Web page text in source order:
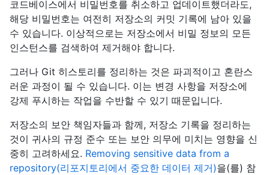
코드베이스에서 비밀번호를 취소하고 업데이트했더라도,
해당 비밀번호는 여전히 저장소의 커밋 기록에 남아 있을
수 있습니다. 이상적으로는 저장소에서 비밀 정보의 모든
인스턴스를 검색하여 제거해야 합니다.
그러나 Git 히스토리를 정리하는 것은 파괴적이고 혼란스
러운 과정이 될 수 있습니다. 이는 변경 사항을 저장소에
강제 푸시하는 작업을 수반할 수 있기 때문입니다.
저장소의 보안 책임자들과 함께, 저장소 기록을 정리하는
것이 귀사의 규정 준수 또는 보안 의무에 미치는 영향을 신
중히 고려하세요. Removing sensitive data from a
repository(리포지토리에서 중요한 데이터 제거)을(를) 참